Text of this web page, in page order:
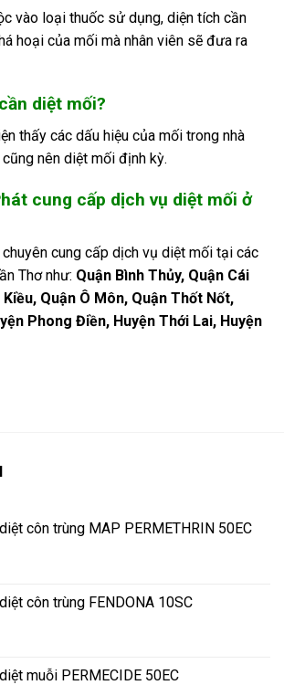
vào loại thuốc sử dụng, diện tích cần
hoại của mối mà nhân viên sẽ đưa ra
diệt mối?
thấy các dấu hiệu của mối trong nhà
nên diệt mối định kỳ.
cung cấp dịch vụ diệt mối ở
chuyên cung cấp dịch vụ diệt mối tại các
Thơ như: Quận Bình Thủy, Quận Cái
Kiều, Quận Ô Môn, Quận Thốt Nốt,
Phong Điền, Huyện Thới Lai, Huyện
côn trùng MAP PERMETHRIN 50EC
côn trùng FENDONA 10SC
muỗi PERMECIDE 50EC